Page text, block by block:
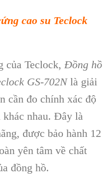
cao su Teclock
của Teclock, Đồng hồ
GS-702Nlà giải
cần đo chính xác độ
khác nhau. Đây là
ãng, được bảo hành 12
yên tâm về chất
đồng hồ.